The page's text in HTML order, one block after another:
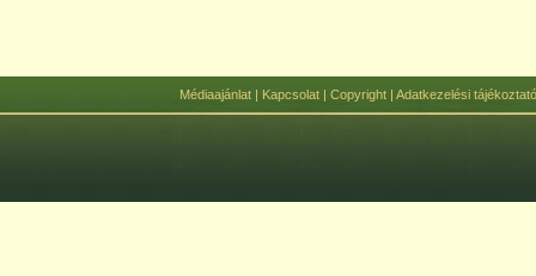
Médiaajánlat| Kapcsolat| Copyright| Adatkezelési tájékoztató